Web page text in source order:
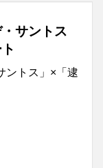
サントス
ントス」×「逮